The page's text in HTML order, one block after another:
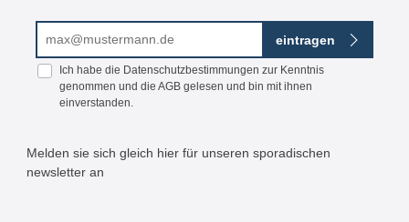
eintragen
Ich habe die Datenschutzbestimmungen zur Kenntnis
genommen und die AGB gelesen und bin mit ihnen
einverstanden.
Melden sie sich gleich hier für unseren sporadischen
newsletter an